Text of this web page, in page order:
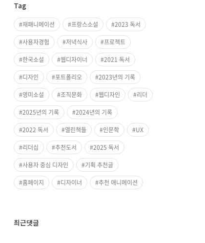
Tag
재패니메이션 프랑스소설
2023 독서
사용자경험
저녁식사
프로젝트
한국소설
웹디자이너
2021 독서
디자인
포트폴리오
2023년의 기록
영미소설
조직문화 웹디자인
리더
2025년의 기록
2024년의 기록
2022 독서
열린책들 인문학
UX
리더십
추천도서
2025 독서
사용자 중심 디자인
기획 추천글
홈페이지
디자이너 추천 애니메이션
최근댓글